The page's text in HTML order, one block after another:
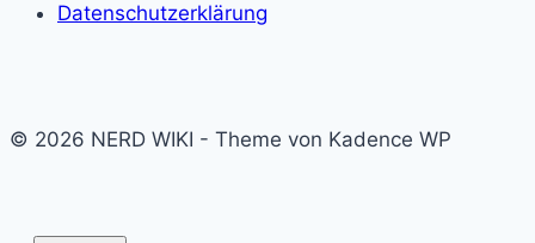
Datenschutzerklärung
© 2026 NERD WIKI - Theme von Kadence WP